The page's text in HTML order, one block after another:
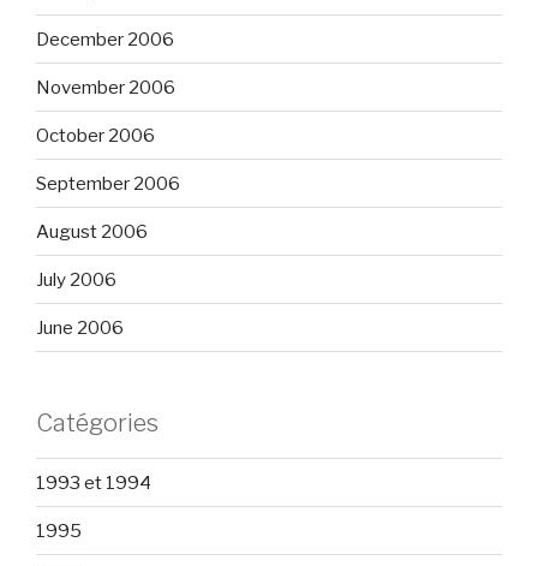
December 2006
November 2006
October 2006
September 2006
August 2006
July 2006
June 2006
Catégories
1993 et 1994
1995